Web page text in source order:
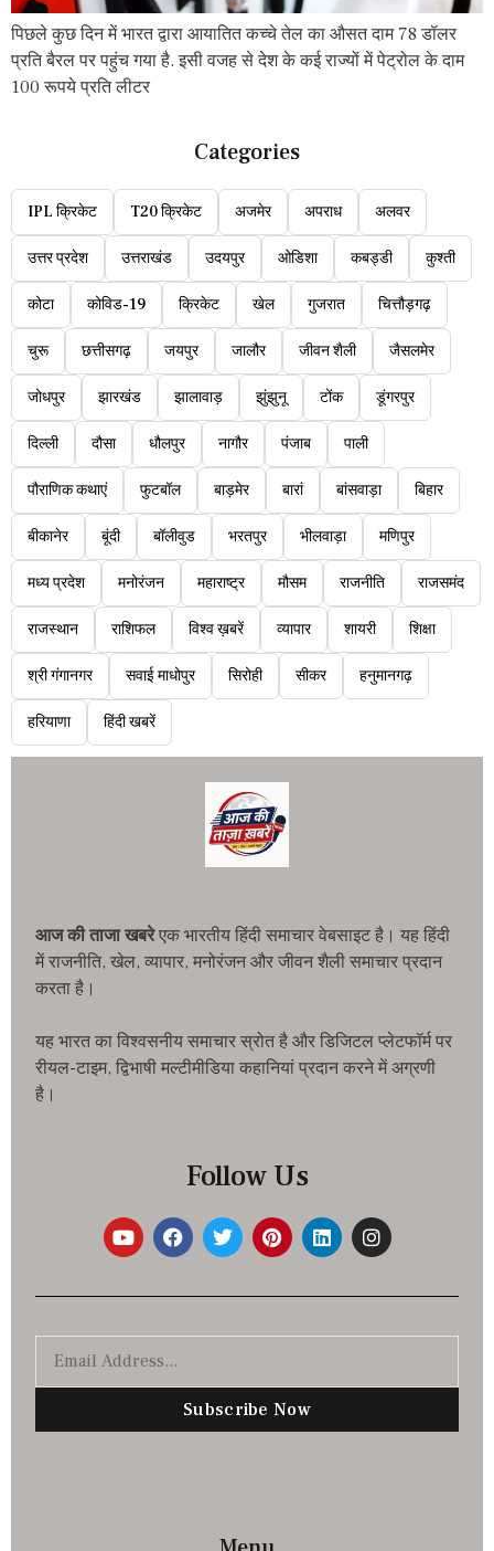
पिछले कुछ दिन में भारत द्वारा आयातित कच्चे तेल का औसत दाम 78 डॉलर
प्रति बैरल पर पहुंच गया है. इसी वजह से देश के कई राज्यों में पेट्रोल के दाम
100 रूपये प्रति लीटर
Categories
IPL क्रिकेट T20 क्रिकेट अजमेर अपराध अलवर
उत्तर प्रदेश उत्तराखंड उदयपुर ओडिशा कबड्डी कुश्ती
कोटा कोविड-19 क्रिकेट खेल गुजरात चित्तौड़गढ़
चुरू छत्तीसगढ़ जयपुर जालौर जीवन शैली जैसलमेर
जोधपुर झारखंड झालावाड़ झुंझुनू टोंक डूंगरपुर
दिल्ली दौसा धौलपुर नागौर पंजाब पाली
पौराणिक कथाएं फुटबॉल बाड़मेर बारां बांसवाड़ा बिहार
बीकानेर बूंदी बॉलीवुड भरतपुर भीलवाड़ा मणिपुर
मध्य प्रदेश मनोरंजन महाराष्ट्र मौसम राजनीति राजसमंद
राजस्थान राशिफल विश्व ख़बरें व्यापार शायरी शिक्षा
श्री गंगानगर सवाई माधोपुर सिरोही सीकर हनुमानगढ़
हरियाणा हिंदी खबरें
आज की ताजा खबरेएक भारतीय हिंदी समाचार वेबसाइट है। यह हिंदी
में राजनीति, खेल, व्यापार, मनोरंजन और जीवन शैली समाचार प्रदान
करता है।
यह भारत का विश्वसनीय समाचार स्रोत है और डिजिटल प्लेटफॉर्म पर
रीयल-टाइम, द्विभाषी मल्टीमीडिया कहानियां प्रदान करने में अग्रणी
है।
Follow Us
Subscribe Now